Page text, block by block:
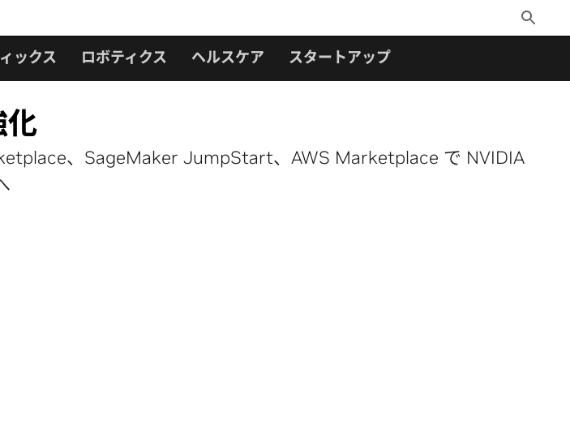
Toggle
Search
ックス ロボティクス ヘルスケア スタートアップ
化
、SageMaker JumpStart、AWS Marketplace で NVIDIA